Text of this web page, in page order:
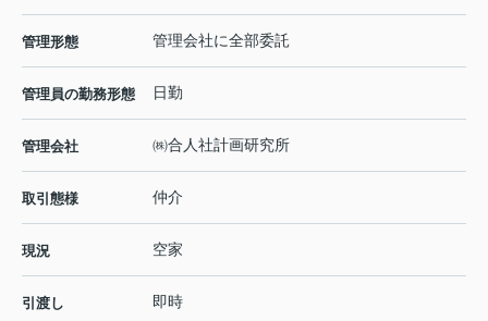
管理形態 管理会社に全部委託
管理員の勤務形態 日勤
管理会社 ㈱合人社計画研究所
取引態様 仲介
現況 空家
引渡し 即時